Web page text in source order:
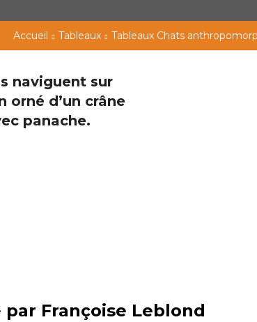
Accueil Tableaux Tableaux Chats
Françoise Leblond